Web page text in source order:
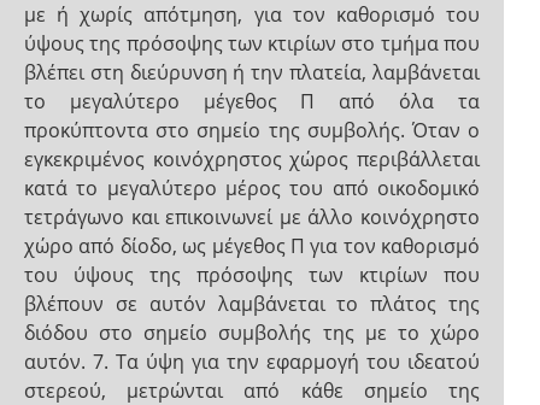
με ή χωρίς απότμηση, για τον καθορισμό του
ύψους της πρόσοψης των κτιρίων στο τμήμα που
βλέπει στη διεύρυνση ή την πλατεία, λαμβάνεται
το μεγαλύτερο μέγεθος Π από όλα τα
προκύπτοντα στο σημείο της συμβολής. Όταν ο
εγκεκριμένος κοινόχρηστος χώρος περιβάλλεται
κατά το μεγαλύτερο μέρος του από οικοδομικό
τετράγωνο και επικοινωνεί με άλλο κοινόχρηστο
χώρο από δίοδο, ως μέγεθος Π για τον καθορισμό
του ύψους της πρόσοψης των κτιρίων που
βλέπουν σε αυτόν λαμβάνεται το πλάτος της
διόδου στο σημείο συμβολής της με το χώρο
αυτόν. 7. Τα ύψη για την εφαρμογή του ιδεατού
στερεού, μετρώνται από κάθε σημείο της